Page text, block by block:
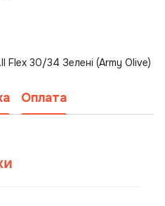
30/34 Зелені (Army Olive)
Оплата